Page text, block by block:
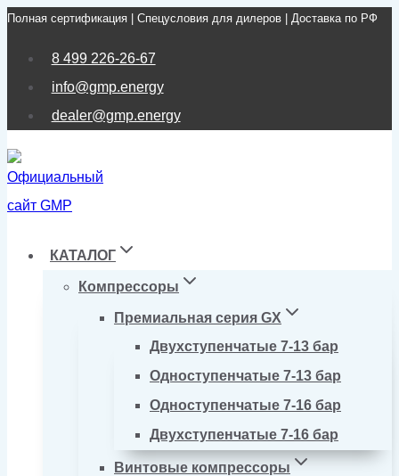
Перейти
Полная сертификация | Спецусловия для дилеров | Доставка по РФ
8 499 226-26-67
info@gmp.energy
dealer@gmp.energy
КАТАЛОГ
Компрессоры
Премиальная серия GX
Двухступенчатые 7-13 бар
Одноступенчатые 7-13 бар
Одноступенчатые 7-16 бар
Двухступенчатые 7-16 бар
Винтовые компрессоры